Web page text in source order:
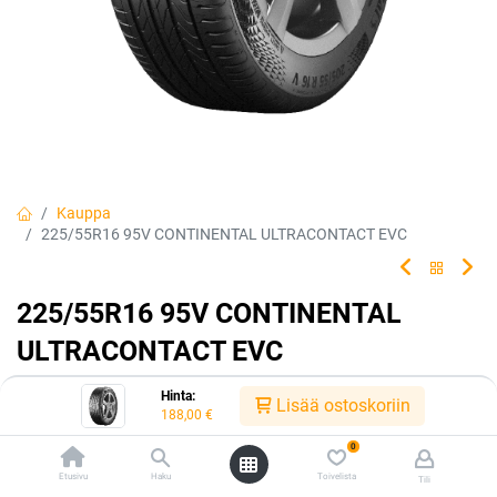
Hinta:
188,00 € Lisää ostoskoriin
Etusivu Haku
0
Toivelista Tili
Kauppa
225/55R16 95V CONTINENTAL ULTRACONTACT EVC
225/55R16 95V CONTINENTAL
ULTRACONTACT EVC
Tehty kestämään.
4019238078503 Tuotekoodi:321497
Tällä tuotteella ei ole kelvollista yhdistelmää.